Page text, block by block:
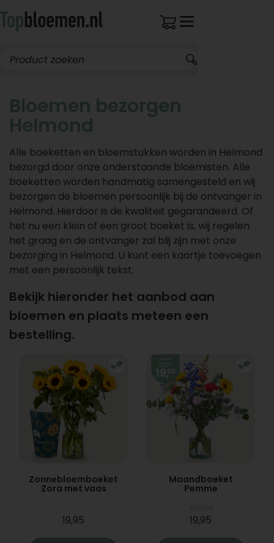
Bloemen bezorgen
Helmond
Alle boeketten en bloemstukken worden in Helmond
bezorgd door onze onderstaande bloemisten. Alle
boeketten worden handmatig samengesteld en wij
bezorgen de bloemen persoonlijk bij de ontvanger in
Helmond. Hierdoor is de kwaliteit gegarandeerd. Of
het nu een klein of een groot boeket is, wij regelen
het graag en de ontvanger zal blij zijn met onze
bezorging in Helmond. U kunt een kaartje toevoegen
met een persoonlijk tekst.
Bekijk hieronder het aanbod aan
bloemen en plaats meteen een
bestelling.
Zonnebloemboeket
Zora met vaas
19,95
Maandboeket
Pemme
19,95